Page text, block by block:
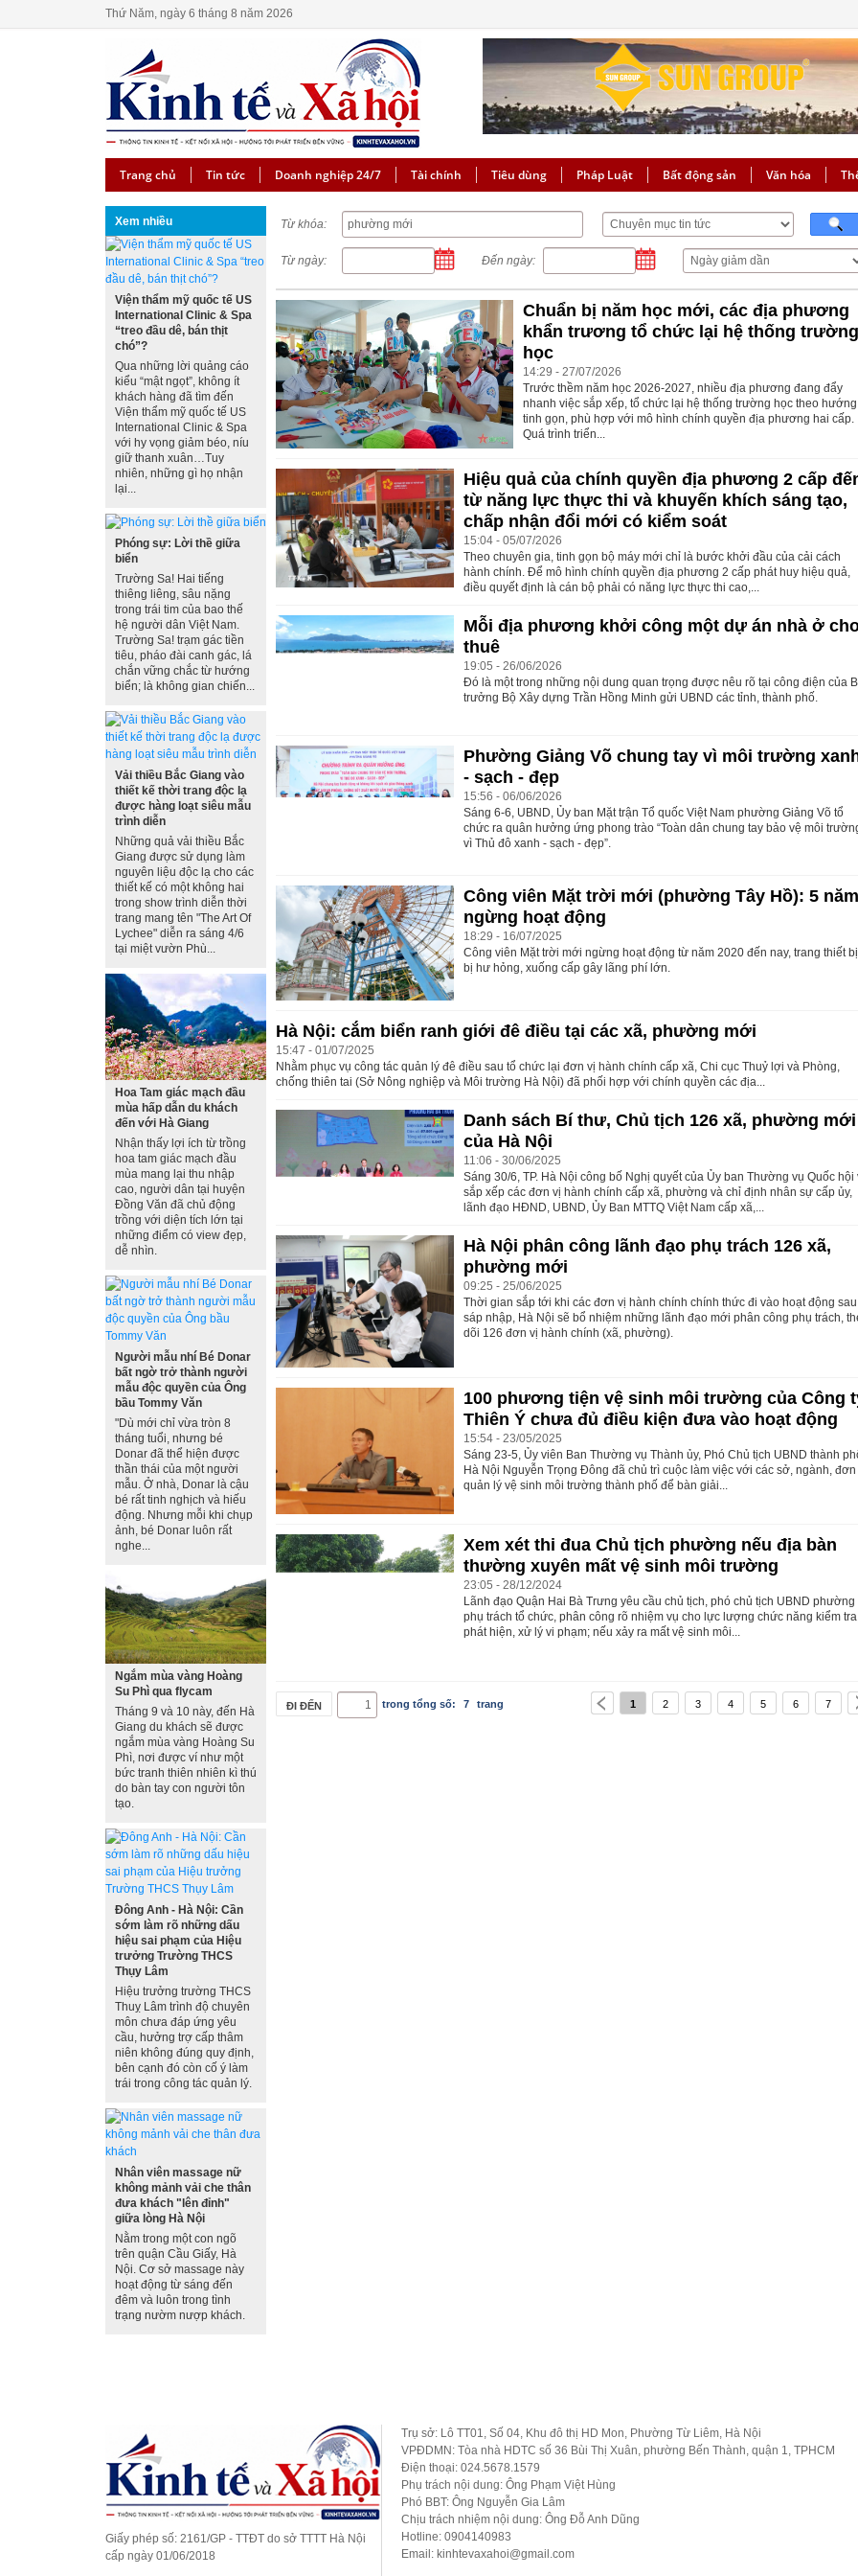
Thứ Năm, ngày 6 tháng 8 năm 2026
Trang chủ Tin tức Doanh nghiệp 24/7 Tài chính Tiêu dùng Pháp Luật Bất động sản Văn hóa
Xem nhiều
Viện thẩm mỹ quốc tế US
International Clinic & Spa
“treo đầu dê, bán thịt
chó”?
Qua những lời quảng cáo
kiểu “mật ngọt”, không ít
khách hàng đã tìm đến
Viện thẩm mỹ quốc tế US
International Clinic & Spa
với hy vọng giảm béo, níu
giữ thanh xuân…Tuy
nhiên, những gì họ nhận
lại...
Phóng sự: Lời thề giữa
biển
Trường Sa! Hai tiếng
thiêng liêng, sâu nặng
trong trái tim của bao thế
hệ người dân Việt Nam.
Trường Sa! trạm gác tiền
tiêu, pháo đài canh gác, lá
chắn vững chắc từ hướng
biển; là không gian chiến...
Vải thiều Bắc Giang vào
thiết kế thời trang độc lạ
được hàng loạt siêu mẫu
trình diễn
Những quả vải thiều Bắc
Giang được sử dụng làm
nguyên liệu độc lạ cho các
thiết kế có một không hai
trong show trình diễn thời
trang mang tên "The Art Of
Lychee" diễn ra sáng 4/6
tại miệt vườn Phù...
Hoa Tam giác mạch đầu
mùa hấp dẫn du khách
đến với Hà Giang
Nhận thấy lợi ích từ trồng
hoa tam giác mạch đầu
mùa mang lại thu nhập
cao, người dân tại huyện
Đồng Văn đã chủ động
trồng với diện tích lớn tại
những điểm có view đẹp,
dễ nhìn.
Người mẫu nhí Bé Donar
bất ngờ trở thành người
mẫu độc quyền của Ông
bầu Tommy Văn
"Dù mới chỉ vừa tròn 8
tháng tuổi, nhưng bé
Donar đã thể hiện được
thần thái của một người
mẫu. Ở nhà, Donar là cậu
bé rất tinh nghịch và hiếu
động. Nhưng mỗi khi chụp
ảnh, bé Donar luôn rất
nghe...
Ngắm mùa vàng Hoàng
Su Phì qua flycam
Tháng 9 và 10 này, đến Hà
Giang du khách sẽ được
ngắm mùa vàng Hoàng Su
Phì, nơi được ví như một
bức tranh thiên nhiên kì thú
do bàn tay con người tôn
tạo.
Đông Anh - Hà Nội: Cần
sớm làm rõ những dấu
hiệu sai phạm của Hiệu
trưởng Trường THCS
Thụy Lâm
Hiệu trưởng trường THCS
Thuỵ Lâm trình độ chuyên
môn chưa đáp ứng yêu
cầu, hưởng trợ cấp thâm
niên không đúng quy định,
bên cạnh đó còn cố ý làm
trái trong công tác quản lý.
Nhân viên massage nữ
không mảnh vải che thân
đưa khách "lên đỉnh"
giữa lòng Hà Nội
Nằm trong một con ngõ
trên quận Cầu Giấy, Hà
Nội. Cơ sở massage này
hoạt động từ sáng đến
đêm và luôn trong tình
trạng nườm nượp khách.
Từ khóa:
Từ ngày: Đến ngày:
Chuẩn bị năm học mới, các địa phương
khẩn trương tổ chức lại hệ thống trường
học
14:29 - 27/07/2026
Trước thềm năm học 2026-2027, nhiều địa phương đang đẩy
nhanh việc sắp xếp, tổ chức lại hệ thống trường học theo hướng
tinh gọn, phù hợp với mô hình chính quyền địa phương hai cấp.
Quá trình triển...
Hiệu quả của chính quyền địa phương 2 cấp
từ năng lực thực thi và khuyến khích sáng tạo,
chấp nhận đổi mới có kiểm soát
15:04 - 05/07/2026
Theo chuyên gia, tinh gọn bộ máy mới chỉ là bước khởi đầu của cải cách
hành chính. Để mô hình chính quyền địa phương 2 cấp phát huy hiệu quả,
điều quyết định là cán bộ phải có năng lực thực thi cao,...
Mỗi địa phương khởi công một dự án nhà ở
thuê
19:05 - 26/06/2026
Đó là một trong những nội dung quan trọng được nêu rõ tại công điện của
trưởng Bộ Xây dựng Trần Hồng Minh gửi UBND các tỉnh, thành phố.
Phường Giảng Võ chung tay vì môi trường
- sạch - đẹp
15:56 - 06/06/2026
Sáng 6-6, UBND, Ủy ban Mặt trận Tổ quốc Việt Nam phường Giảng Võ tổ
chức ra quân hưởng ứng phong trào “Toàn dân chung tay bảo vệ môi
vì Thủ đô xanh - sạch - đẹp”.
Công viên Mặt trời mới (phường Tây Hồ): 5 năm
ngừng hoạt động
18:29 - 16/07/2025
Công viên Mặt trời mới ngừng hoạt động từ năm 2020 đến nay, trang thiết bị
bị hư hỏng, xuống cấp gây lãng phí lớn.
Hà Nội: cắm biển ranh giới đê điều tại các xã, phường mới
15:47 - 01/07/2025
Nhằm phục vụ công tác quản lý đê điều sau tổ chức lại đơn vị hành chính cấp xã, Chi cục Thuỷ lợi và Phòng,
chống thiên tai (Sở Nông nghiệp và Môi trường Hà Nội) đã phối hợp với chính quyền các địa...
Danh sách Bí thư, Chủ tịch 126 xã, phường mới
của Hà Nội
11:06 - 30/06/2025
Sáng 30/6, TP. Hà Nội công bố Nghị quyết của Ủy ban Thường vụ Quốc hội
sắp xếp các đơn vị hành chính cấp xã, phường và chỉ định nhân sự cấp ủy,
lãnh đạo HĐND, UBND, Ủy Ban MTTQ Việt Nam cấp xã,...
Hà Nội phân công lãnh đạo phụ trách 126 xã,
phường mới
09:25 - 25/06/2025
Thời gian sắp tới khi các đơn vị hành chính chính thức đi vào hoạt động sau
sáp nhập, Hà Nội sẽ bổ nhiệm những lãnh đạo mới phân công phụ trách,
dõi 126 đơn vị hành chính (xã, phường).
100 phương tiện vệ sinh môi trường của Công
Thiên Ý chưa đủ điều kiện đưa vào hoạt động
15:54 - 23/05/2025
Sáng 23-5, Ủy viên Ban Thường vụ Thành ủy, Phó Chủ tịch UBND thành
Hà Nội Nguyễn Trọng Đông đã chủ trì cuộc làm việc với các sở, ngành, đơn
quản lý vệ sinh môi trường thành phố để bàn giải...
Xem xét thi đua Chủ tịch phường nếu địa bàn
thường xuyên mất vệ sinh môi trường
23:05 - 28/12/2024
Lãnh đạo Quận Hai Bà Trưng yêu cầu chủ tịch, phó chủ tịch UBND phường
phụ trách tổ chức, phân công rõ nhiệm vụ cho lực lượng chức năng kiểm tra,
phát hiện, xử lý vi phạm; nếu xảy ra mất vệ sinh môi...
trong tổng số: 7 trang 1 2 3 4 5 6 7
Giấy phép số: 2161/GP - TTĐT do sở TTTT Hà Nội
cấp ngày 01/06/2018
Trụ sở: Lô TT01, Số 04, Khu đô thị HD Mon, Phường Từ Liêm, Hà Nội
VPĐDMN: Tòa nhà HDTC số 36 Bùi Thị Xuân, phường Bến Thành, quận 1, TPHCM
Điện thoại: 024.5678.1579
Phụ trách nội dung: Ông Phạm Việt Hùng
Phó BBT: Ông Nguyễn Gia Lâm
Chịu trách nhiệm nội dung: Ông Đỗ Anh Dũng
Hotline: 0904140983
Email: kinhtevaxahoi@gmail.com